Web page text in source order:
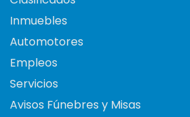
Inmuebles
Automotores
Empleos
Servicios
Avisos Fúnebres y Misas